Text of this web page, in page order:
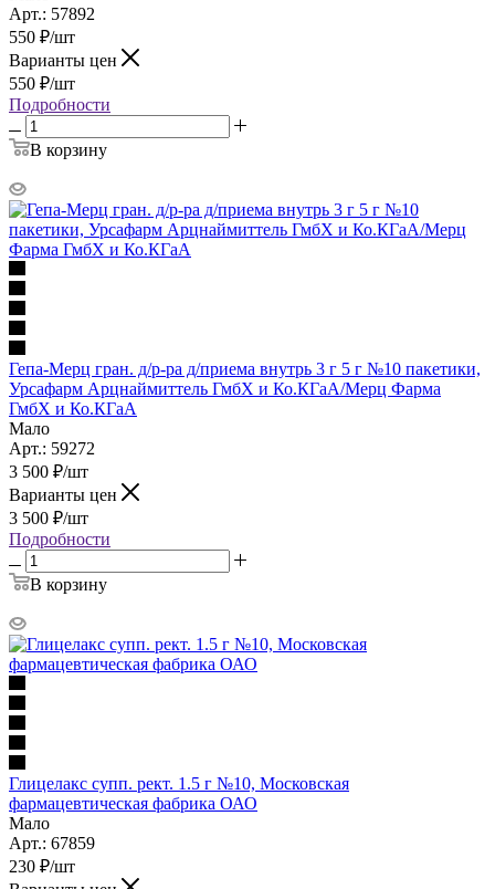
Арт.: 57892
550 ₽/шт
Варианты цен
550 ₽/шт
Подробности
В корзину
Гепа-Мерц гран. д/р-ра д/приема внутрь 3 г 5 г №10 пакетики,
Урсафарм Арцнаймиттель ГмбХ и Ко.КГаА/Мерц Фарма
ГмбХ и Ко.КГаА
Мало
Арт.: 59272
3 500 ₽/шт
Варианты цен
3 500 ₽/шт
Подробности
В корзину
Глицелакс супп. рект. 1.5 г №10, Московская
фармацевтическая фабрика ОАО
Мало
Арт.: 67859
230 ₽/шт